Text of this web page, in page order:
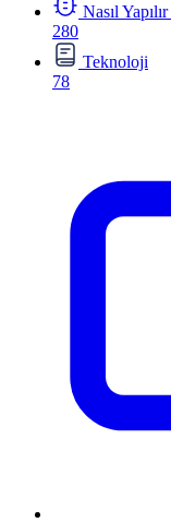
Nasıl
280
Teknoloji
78